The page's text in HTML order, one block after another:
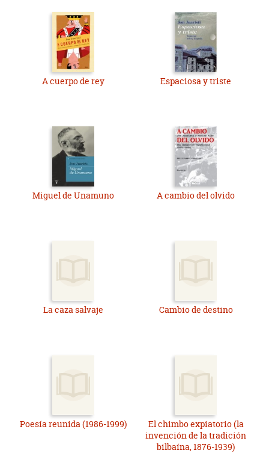
A cuerpo de rey Espaciosa y triste
Miguel de Unamuno A cambio del olvido
La caza salvaje Cambio de destino
Poesía reunida (1986-1999)
El chimbo expiatorio (la
invención de la tradición
bilbaína, 1876-1939)